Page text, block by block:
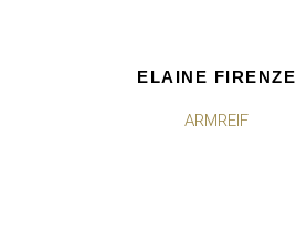
ELAINE FIRENZE
ARMREIF